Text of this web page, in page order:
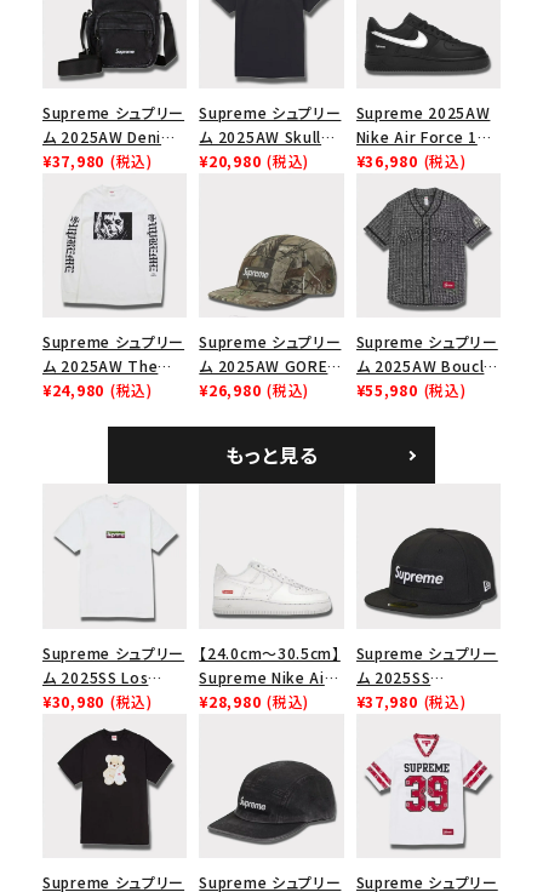
Supreme シュプリー
ム 2025AW Denim
Shoulder Bag デニ
ブラック
¥37,980 (税込)
Supreme シュプリー
ム 2025AW Skull
Tee スカル Tシャツ
¥20,980 (税込)
Supreme 2025AW
Nike Air Force 1
Low シュプリーム ナ
イキエアフォース１ス
ニーカー シューズ ブ
ラック
¥36,980 (税込)
Supreme シュプリー
ム 2025AW The
Exorcist Mother
¥24,980 (税込)
Supreme シュプリー
ム 2025AW GORE-
TEX Zip Pocket
キャンプ キャップ リ
アルツリーAPカモ
¥26,980 (税込)
Supreme シュプリー
ム 2025AW Boucle
Baseball Jersey ブ
¥55,980 (税込)
もっと見る
Supreme シュプリー
ム 2025SS Los
Angeles Fire Relief
Box Logo Tee ファ
イヤーリリーフボック
スロゴTシャツ ホワ
イト 白
¥30,980 (税込)
【24.0cm～30.5cm】
Supreme Nike Air
Force 1 Low シュプ
ューズ ホワイト
¥28,980 (税込)
Supreme シュプリー
ム 2025SS
Championship Box
チャンピオンシップボ
ックスロゴニューエラ
キャップ ブラック 黒
¥37,980 (税込)
Supreme シュプリー Supreme シュプリー Supreme シュプリー